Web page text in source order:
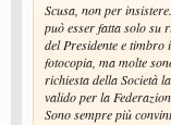
Scusa, non per
può esser fatta solo su
del Presidente e timbro
fotocopia, ma molte
richiesta della Società
valido per la
Sono sempre più